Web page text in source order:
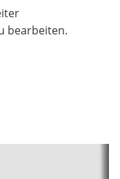
bearbeiten.